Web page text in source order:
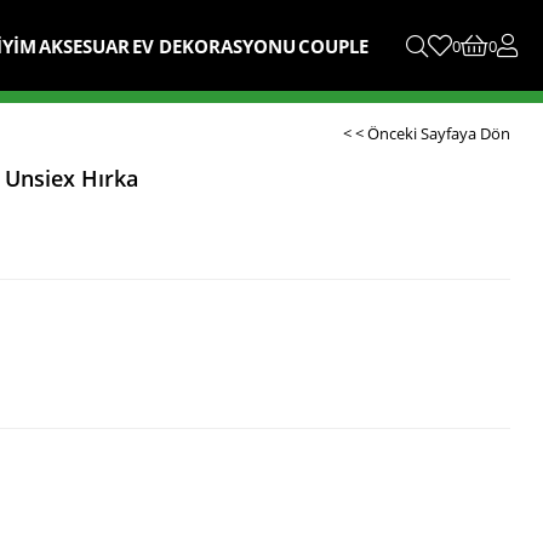
AKSESUAR EV DEKORASYONUCOUPLE 0 0
< < Önceki Sayfaya Dön
Hırka